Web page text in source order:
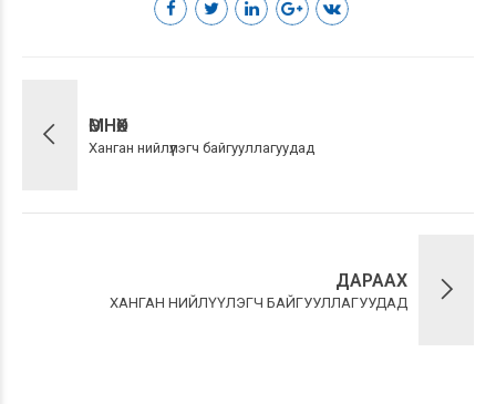
ӨМНӨХ
Ханган нийлүүлэгч байгууллагуудад
ДАРААХ
ХАНГАН НИЙЛҮҮЛЭГЧ БАЙГУУЛЛАГУУДАД